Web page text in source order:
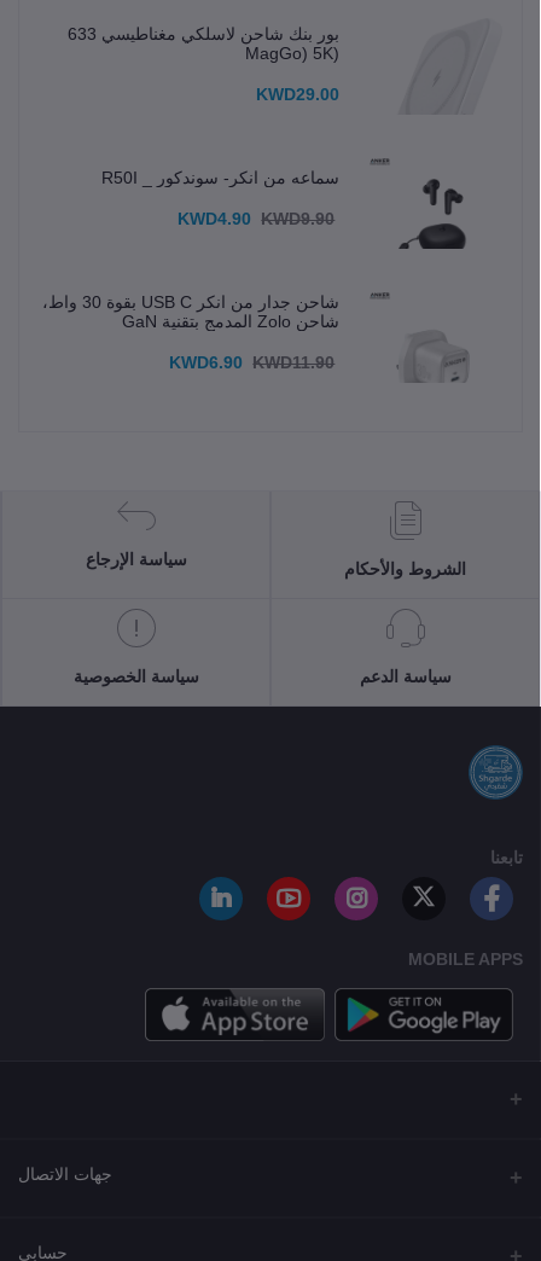
بور بنك شاحن لاسلكي مغناطيسي 633
(MagGo) 5K
KWD29.00
سماعه من انكر- سوندكور _ R50I
KWD4.90 KWD9.90
شاحن جدار من انكر USB C بقوة 30 واط،
شاحن Zolo المدمج بتقنية GaN
KWD6.90 KWD11.90
الشروط والأحكام
سياسة الإرجاع
سياسة الدعم سياسة الخصوصية
تابعنا
MOBILE APPS
جهات الاتصال
حسابي